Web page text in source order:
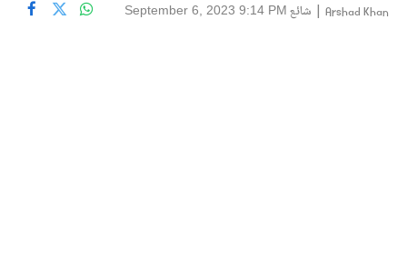
Arshad Khan
| شائع September 6, 2023 9:14 PM